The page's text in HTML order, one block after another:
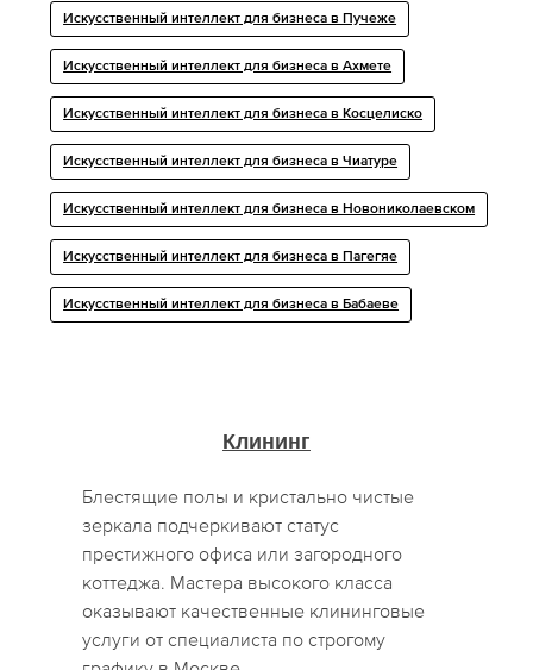
Искусственный интеллект для бизнеса в Пучеже
Искусственный интеллект для бизнеса в Ахмете
Искусственный интеллект для бизнеса в Косцелиско
Искусственный интеллект для бизнеса в Чиатуре
Искусственный интеллект для бизнеса в Новониколаевском
Искусственный интеллект для бизнеса в Пагегяе
Искусственный интеллект для бизнеса в Бабаеве
Клининг
Блестящие полы и кристально чистые
зеркала подчеркивают статус
престижного офиса или загородного
коттеджа. Мастера высокого класса
оказывают качественные клининговые
услуги от специалиста по строгому